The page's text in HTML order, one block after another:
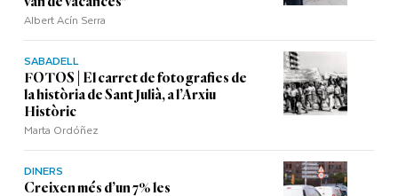
Albert Acín Serra
SABADELL
FOTOS | El carret de fotografies de
la història de Sant Julià, a l’Arxiu
Històric
Marta Ordóñez
DINERS
Creixen més d’un 7% les